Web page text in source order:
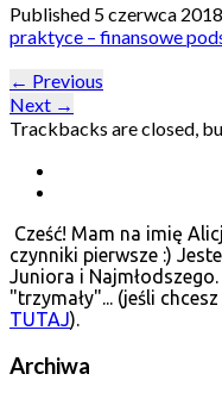
Published 5 czerwca 2018
praktyce – finansowe
← Previous
Next →
Trackbacks are closed,
Cześć! Mam na imię
czynniki pierwsze :)
Juniora i
"trzymały"... (jeśli
TUTAJ).
Archiwa